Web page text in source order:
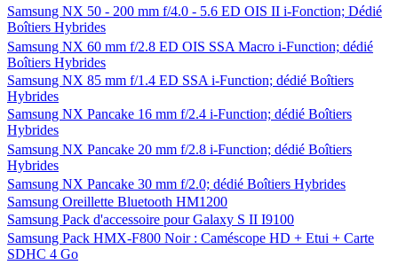
Samsung NX 50 - 200 mm f/4.0 - 5.6 ED OIS II i-Fonction; Dédié
Boîtiers Hybrides
Samsung NX 60 mm f/2.8 ED OIS SSA Macro i-Function; dédié
Boîtiers Hybrides
Samsung NX 85 mm f/1.4 ED SSA i-Function; dédié Boîtiers
Hybrides
Samsung NX Pancake 16 mm f/2.4 i-Function; dédié Boîtiers
Hybrides
Samsung NX Pancake 20 mm f/2.8 i-Function; dédié Boîtiers
Hybrides
Samsung NX Pancake 30 mm f/2.0; dédié Boîtiers Hybrides
Samsung Oreillette Bluetooth HM1200
Samsung Pack d'accessoire pour Galaxy S II I9100
Samsung Pack HMX-F800 Noir : Caméscope HD + Etui + Carte
SDHC 4 Go